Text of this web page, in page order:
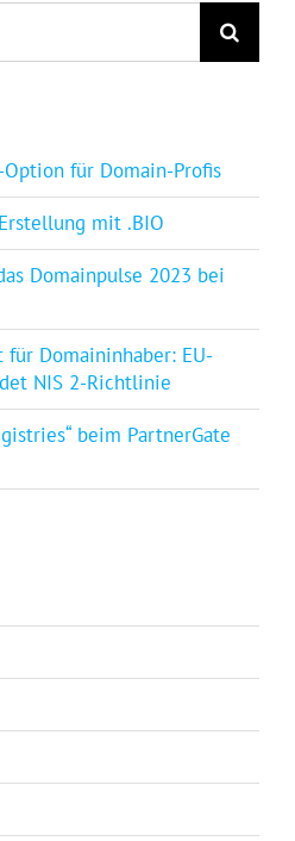
Option für Domain-Profis
mit .BIO
Domainpulse 2023 bei
Domaininhaber: EU-
NIS 2-Richtlinie
beim PartnerGate